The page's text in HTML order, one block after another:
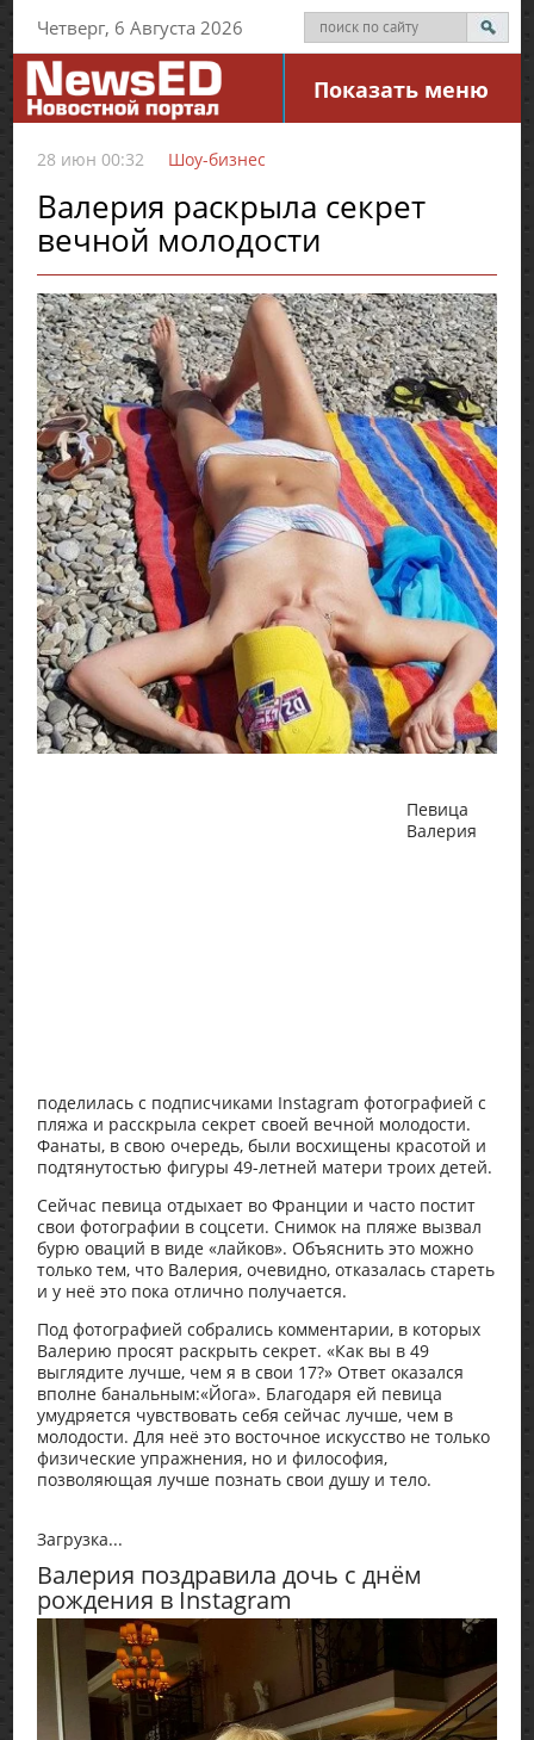
Четверг, 6 Августа 2026
Показать меню
28 июн 00:32 Шоу-бизнес
Валерия раскрыла секрет
вечной молодости
Певица
Валерия
поделилась с подписчиками Instagram фотографией с
пляжа и расскрыла секрет своей вечной молодости.
Фанаты, в свою очередь, были восхищены красотой и
подтянутостью фигуры 49-летней матери троих детей.
Сейчас певица отдыхает во Франции и часто постит
свои фотографии в соцсети. Снимок на пляже вызвал
бурю оваций в виде «лайков». Объяснить это можно
только тем, что Валерия, очевидно, отказалась стареть
и у неё это пока отлично получается.
Под фотографией собрались комментарии, в которых
Валерию просят раскрыть секрет. «Как вы в 49
выглядите лучше, чем я в свои 17?» Ответ оказался
вполне банальным:«Йога». Благодаря ей певица
умудряется чувствовать себя сейчас лучше, чем в
молодости. Для неё это восточное искусство не только
физические упражнения, но и философия,
позволяющая лучше познать свои душу и тело.
Загрузка...
Валерия поздравила дочь с днём
рождения в Instagram